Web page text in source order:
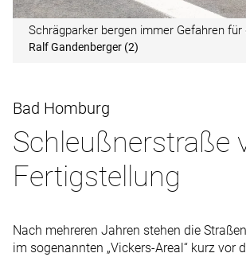
Schrägparker bergen immer Gefahren für
Ralf Gandenberger (2)
Bad Homburg
Schleußnerstraße
Fertigstellung
Nach mehreren Jahren stehen die
im sogenannten „Vickers-Areal“ kurz vor